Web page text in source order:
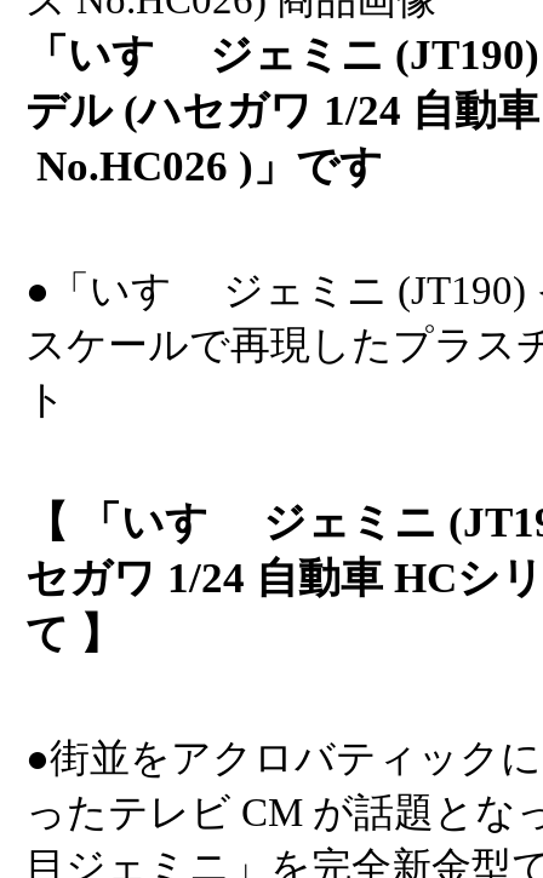
「いすゞ ジェミニ
デル (ハセガワ 1/24 自動
No.HC026 )」です
●「いすゞ ジェミニ
スケールで再現したプラス
ト
【 「いすゞ ジェミニ
セガワ 1/24 自動車 HCシ
て 】
●街並をアクロバティック
ったテレビ CM が話題とな
目ジェミニ」を完全新金型